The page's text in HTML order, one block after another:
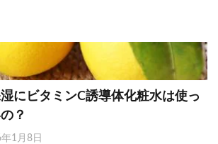
にビタミンC誘導体化粧水は使っ
？
1月8日